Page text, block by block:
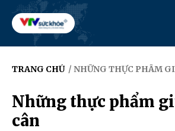
TRANG CHỦ / NHỮNG THỰC PHẨM
Những thực phẩm
cân